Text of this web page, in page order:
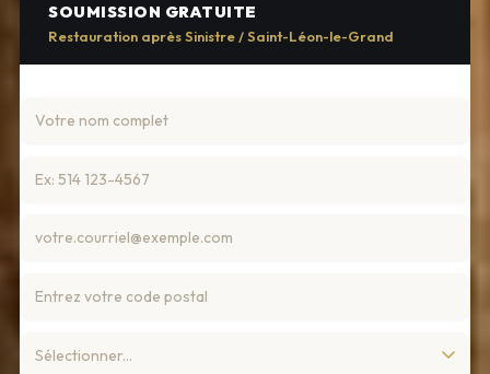
SOUMISSION GRATUITE
Restauration après Sinistre / Saint-Léon-le-Grand